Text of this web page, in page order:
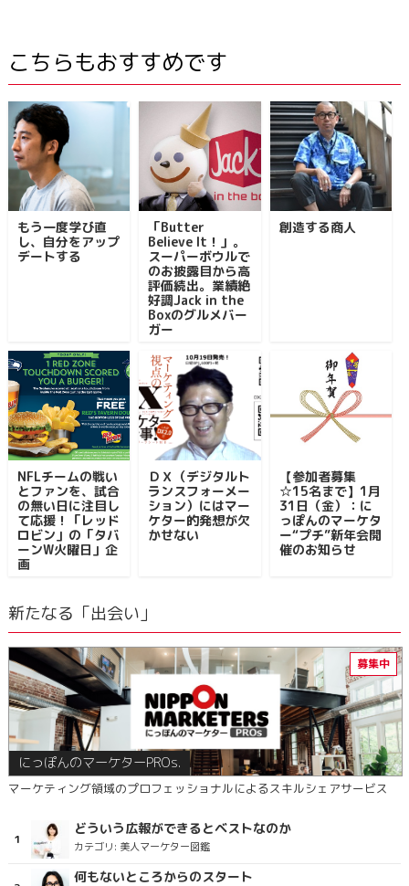
こちらもおすすめです
もう一度学び直
し、自分をアップ
デートする
「Butter
Believe It！」。
スーパーボウルで
のお披露目から高
評価続出。業績絶
好調Jack in the
Boxのグルメバー
ガー
創造する商人
NFLチームの戦い
とファンを、試合
の無い日に注目し
て応援！「レッド
ロビン」の「タバ
ーンW火曜日」企
画
ＤＸ（デジタルト
ランスフォーメー
ション）にはマー
ケター的発想が欠
かせない
【参加者募集
☆15名まで】1月
31日（金）：に
っぽんのマーケタ
ー“プチ”新年会開
催のお知らせ
新たなる「出会い」
にっぽんのマーケターPROs.
マーケティング領域のプロフェッショナルによるスキルシェアサービス
どういう広報ができるとベストなのか
カテゴリ: 美人マーケター図鑑
何もないところからのスタート